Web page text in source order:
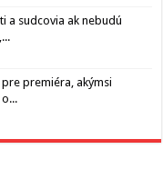
a sudcovia ak nebudú
premiéra, akýmsi